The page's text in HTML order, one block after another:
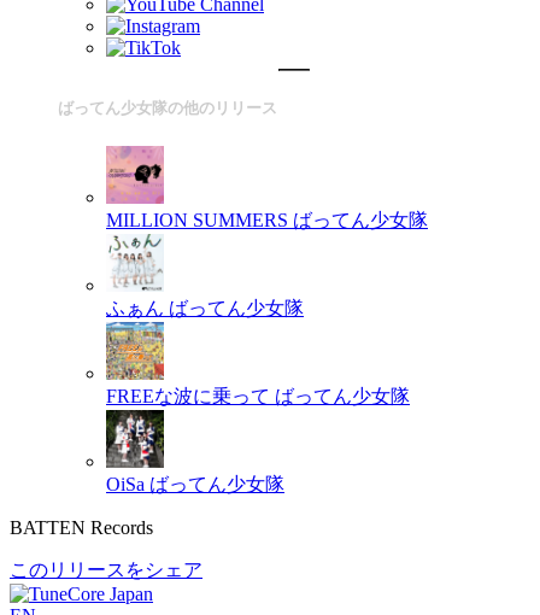
ばってん少女隊の他のリリース
MILLION SUMMERS ばってん少女隊
ふぁん ばってん少女隊
FREEな波に乗って ばってん少女隊
OiSa ばってん少女隊
BATTEN Records
このリリースをシェア